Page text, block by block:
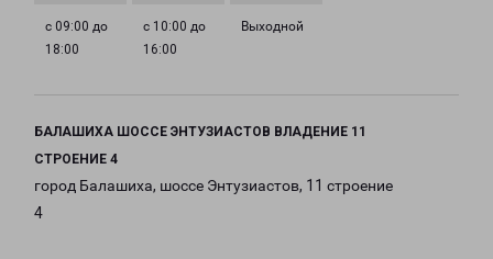
с 09:00 до
18:00
с 10:00 до
16:00
Выходной
БАЛАШИХА ШОССЕ ЭНТУЗИАСТОВ ВЛАДЕНИЕ 11
СТРОЕНИЕ 4
город Балашиха, шоссе Энтузиастов, 11 строение
4